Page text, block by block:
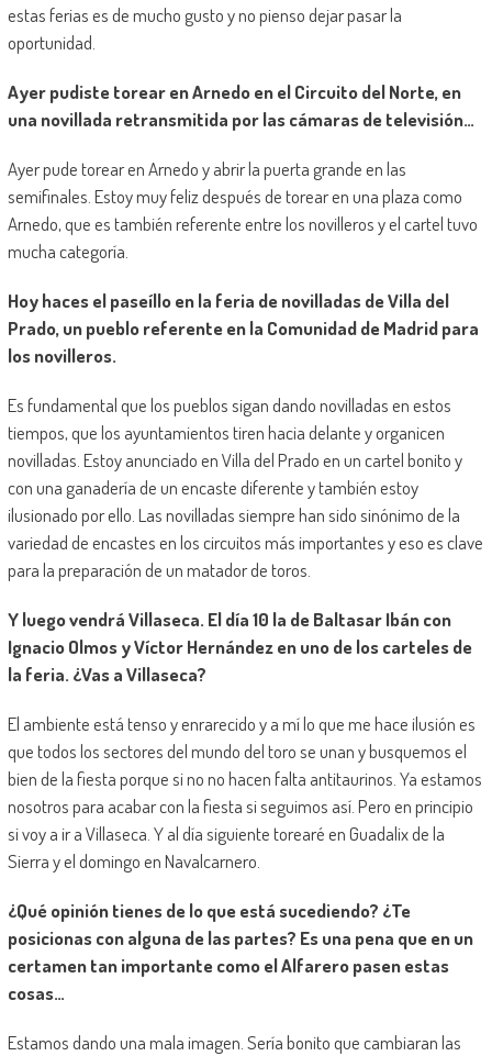
estas ferias es de mucho gusto y no pienso dejar pasar la
oportunidad.
Ayer pudiste torear en Arnedo en el Circuito del Norte, en
una novillada retransmitida por las cámaras de televisión…
Ayer pude torear en Arnedo y abrir la puerta grande en las
semifinales. Estoy muy feliz después de torear en una plaza como
Arnedo, que es también referente entre los novilleros y el cartel tuvo
mucha categoría.
Hoy haces el paseíllo en la feria de novilladas de Villa del
Prado, un pueblo referente en la Comunidad de Madrid para
los novilleros.
Es fundamental que los pueblos sigan dando novilladas en estos
tiempos, que los ayuntamientos tiren hacia delante y organicen
novilladas. Estoy anunciado en Villa del Prado en un cartel bonito y
con una ganadería de un encaste diferente y también estoy
ilusionado por ello. Las novilladas siempre han sido sinónimo de la
variedad de encastes en los circuitos más importantes y eso es clave
para la preparación de un matador de toros.
Y luego vendrá Villaseca. El día 10 la de Baltasar Ibán con
Ignacio Olmos y Víctor Hernández en uno de los carteles de
la feria. ¿Vas a Villaseca?
El ambiente está tenso y enrarecido y a mí lo que me hace ilusión es
que todos los sectores del mundo del toro se unan y busquemos el
bien de la fiesta porque si no no hacen falta antitaurinos. Ya estamos
nosotros para acabar con la fiesta si seguimos así. Pero en principio
si voy a ir a Villaseca. Y al día siguiente torearé en Guadalix de la
Sierra y el domingo en Navalcarnero.
¿Qué opinión tienes de lo que está sucediendo? ¿Te
posicionas con alguna de las partes? Es una pena que en un
certamen tan importante como el Alfarero pasen estas
cosas…
Estamos dando una mala imagen. Sería bonito que cambiaran las